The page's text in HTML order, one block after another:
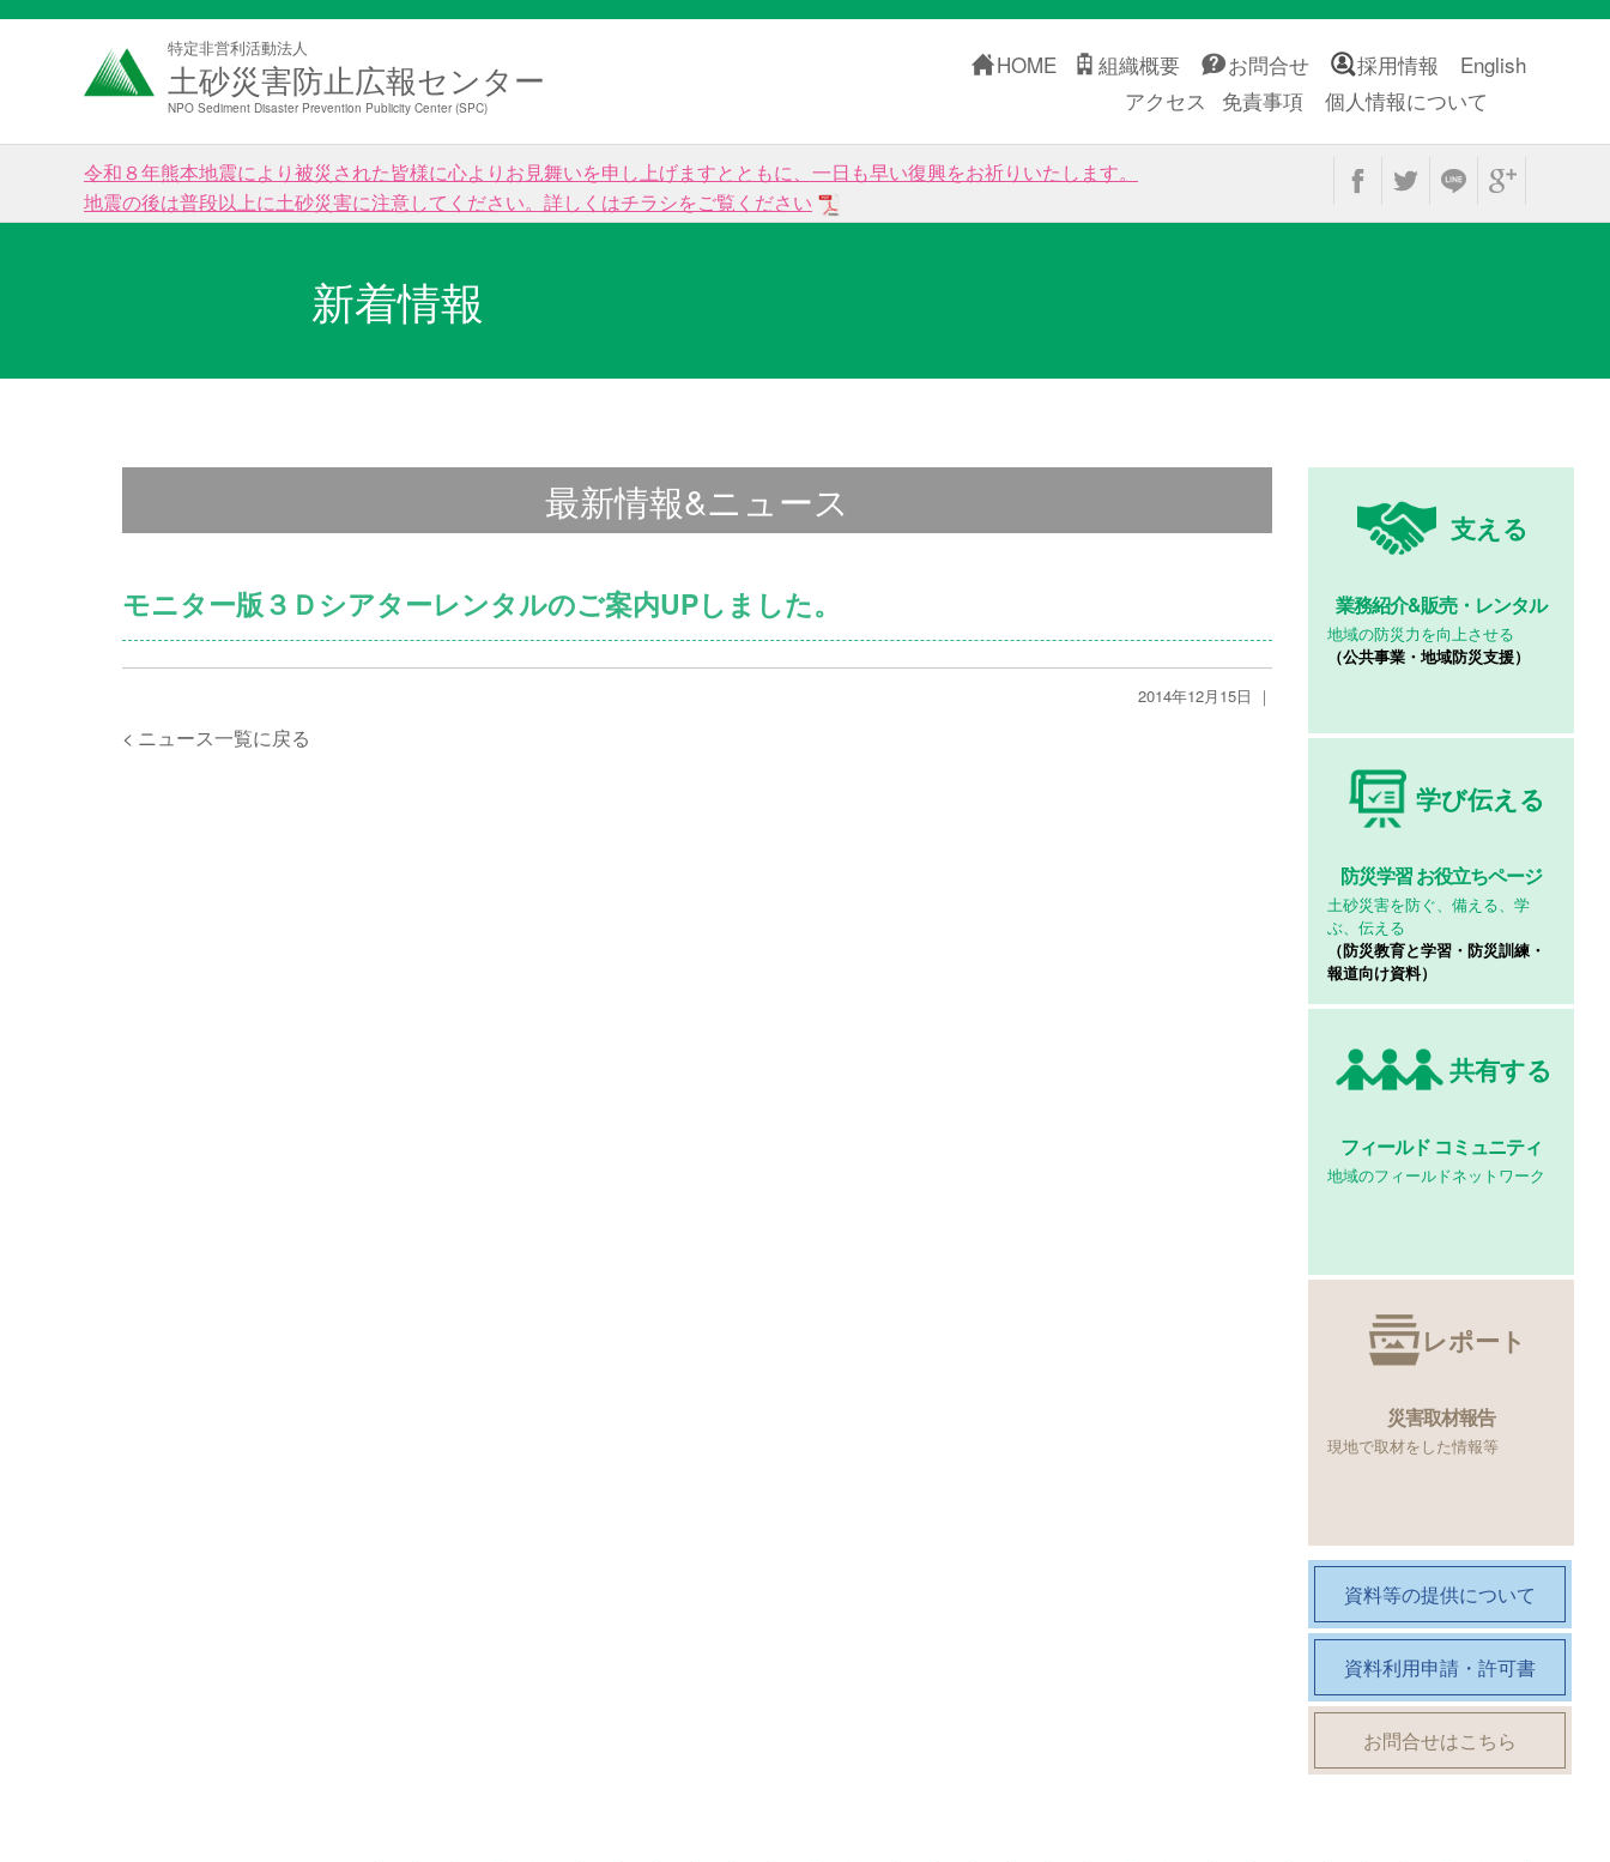
特定非営利活動法人
土砂災害防止広報センター
NPO Sediment Disaster Prevention Publicity Center (SPC)
HOME 組織概要 お問合せ 採用情報
English
アクセス
免責事項 個人情報について
令和８年熊本地震により被災された皆様に心よりお見舞いを申し上げますとともに、一日も早い復興をお祈りいたします。
地震の後は普段以上に土砂災害に注意してください。詳しくはチラシをご覧ください
新着情報
最新情報&ニュース
モニター版３Ｄシアターレンタルのご案内UPしました。
2014年12月15日 ｜
< ニュース一覧に戻る
支える
業務紹介&販売・レンタル
地域の防災力を向上させる
（公共事業・地域防災支援）
学び伝える
防災学習お役立ちページ
土砂災害を防ぐ、備える、学
ぶ、伝える
（防災教育と学習・防災訓練・
報道向け資料）
共有する
フィールド コミュニティ
地域のフィールドネットワーク
レポート
災害取材報告
現地で取材をした情報等
資料等の提供について
資料利用申請・許可書
お問合せはこちら